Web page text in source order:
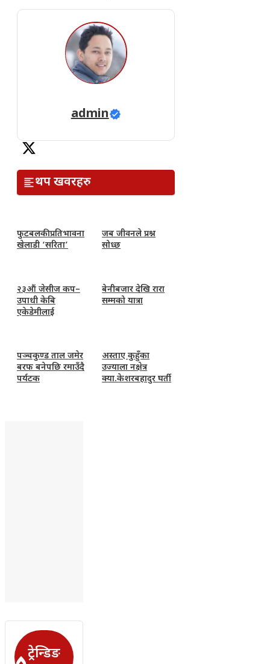
admin
थप खवरहरु
फुटबलकी प्रतिभावना
खेलाडी ‘सरिता’
जब जीवनले प्रश्न
सोध्छ
२३औं जेसीज कप–
उपाधी केबि
एकेडेमीलाई
बेनीबजार देखि रारा
सम्मको यात्रा
पञ्चकुण्ड ताल जमेर
बरफ बनेपछि रमाउँदै
पर्यटक
अस्ताए कुहुँका
उज्याला नक्षेत्र
क्या.केशरबहादुर घर्ती
ट्रेन्डिङ